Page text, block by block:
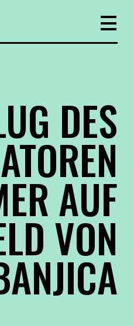
DES
AUF
VON